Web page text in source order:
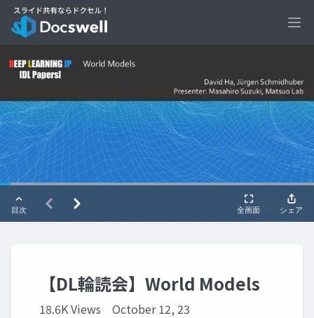
【DL輪読会】World Models
18.6K Views October 12, 23